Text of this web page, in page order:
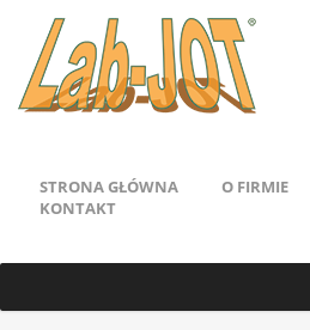
STRONA GŁÓWNA O FIRMIE
KONTAKT